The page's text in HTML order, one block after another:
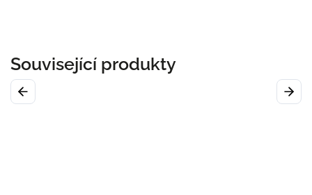
Související produkty
Previous Next